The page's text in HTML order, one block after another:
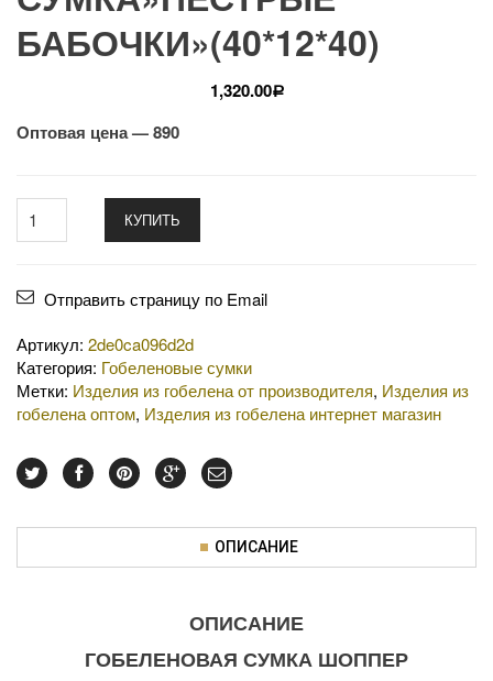
БАБОЧКИ»(40*12*40)
1,320.00Р
Оптовая цена — 890
КУПИТЬ
Отправить страницу по Email
Артикул: 2de0ca096d2d
Категория: Гобеленовые сумки
Метки: Изделия из гобелена от производителя, Изделия из
гобелена оптом, Изделия из гобелена интернет магазин
ОПИСАНИЕ
ОПИСАНИЕ
ГОБЕЛЕНОВАЯ СУМКА ШОППЕР